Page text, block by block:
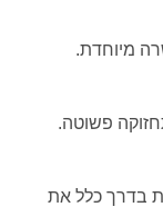
מיוחדת.
פשוטה.
בדרך כלל את